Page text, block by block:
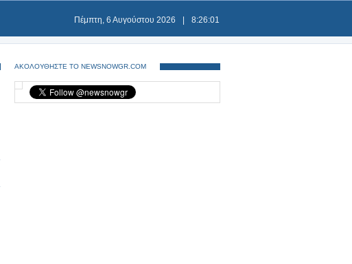
Πέμπτη, 6 Αυγούστου 2026 8:26:02
ΑΚΟΛΟΥΘΗΣΤΕ ΤΟ NEWSNOWGR.COM